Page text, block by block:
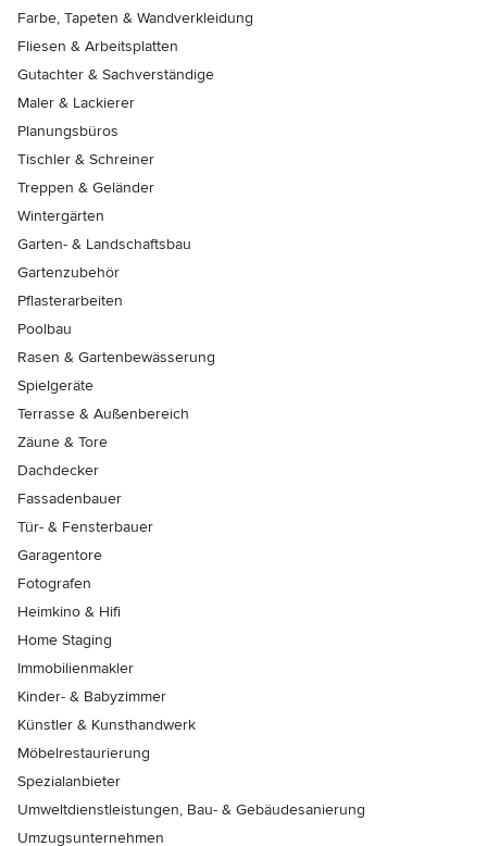
Farbe, Tapeten & Wandverkleidung
Fliesen & Arbeitsplatten
Gutachter & Sachverständige
Maler & Lackierer
Planungsbüros
Tischler & Schreiner
Treppen & Geländer
Wintergärten
Garten- & Landschaftsbau
Gartenzubehör
Pflasterarbeiten
Poolbau
Rasen & Gartenbewässerung
Spielgeräte
Terrasse & Außenbereich
Zäune & Tore
Dachdecker
Fassadenbauer
Tür- & Fensterbauer
Garagentore
Fotografen
Heimkino & Hifi
Home Staging
Immobilienmakler
Kinder- & Babyzimmer
Künstler & Kunsthandwerk
Möbelrestaurierung
Spezialanbieter
Umweltdienstleistungen, Bau- & Gebäudesanierung
Umzugsunternehmen